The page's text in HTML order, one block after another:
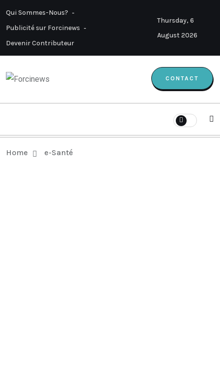
Qui Sommes-Nous?
Publicité sur Forcinews
Devenir Contributeur
Thursday, 6
August 2026
CONTACT
Home e-Santé